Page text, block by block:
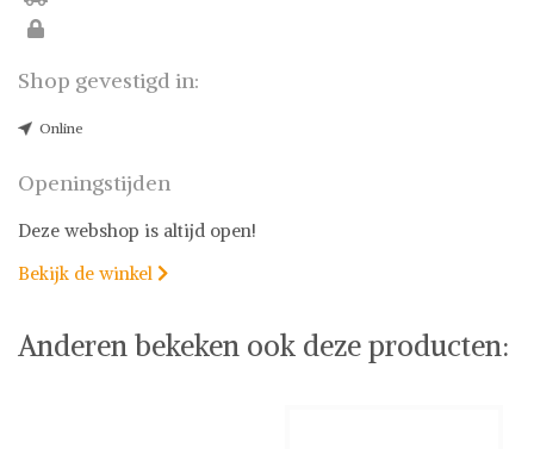
Shop gevestigd in:
Online
Openingstijden
Deze webshop is altijd open!
Bekijk de winkel 
Anderen bekeken ook deze producten: